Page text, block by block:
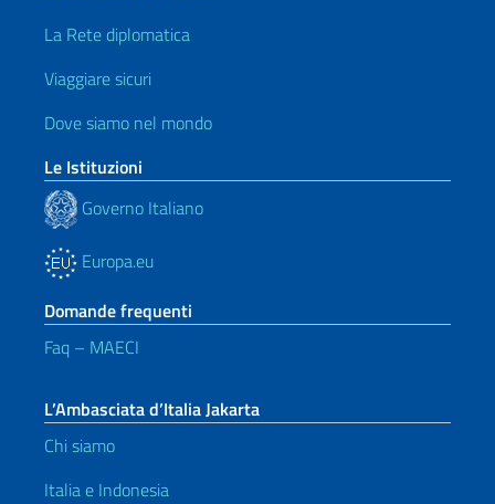
La Rete diplomatica
Viaggiare sicuri
Dove siamo nel mondo
Le Istituzioni
Governo Italiano
Europa.eu
Domande frequenti
Faq – MAECI
L’Ambasciata d’Italia Jakarta
Chi siamo
Italia e Indonesia